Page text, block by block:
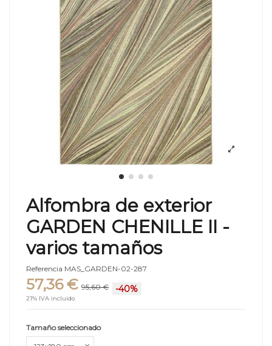
Alfombra de exterior
GARDEN CHENILLE II -
varios tamaños
Referencia MAS_GARDEN-02-287
57,36 € 95,60 € -40%
21% IVA incluido
Tamaño seleccionado